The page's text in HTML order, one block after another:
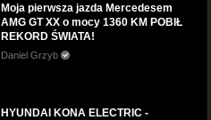
Moja pierwsza jazda Mercedesem
AMG GT XX o mocy 1360 KM POBIŁ
REKORD ŚWIATA!
Daniel Grzyb
HYUNDAI KONA ELECTRIC -